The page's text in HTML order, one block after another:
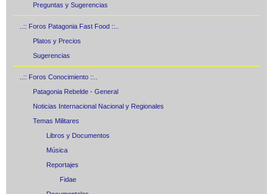
Preguntas y Sugerencias
..:: Foros Patagonia Fast Food ::..
Platos y Precios
Sugerencias
..:: Foros Conocimiento ::..
Patagonia Rebelde - General
Noticias Internacional Nacional y Regionales
Temas Militares
Libros y Documentos
Música
Reportajes
Fidae